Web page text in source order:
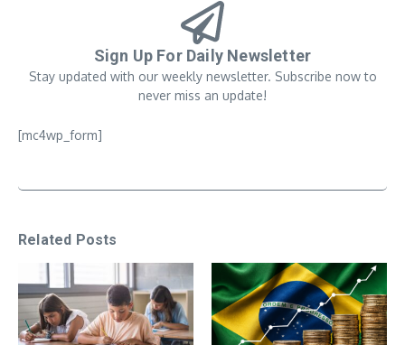
Sign Up For Daily Newsletter
Stay updated with our weekly newsletter. Subscribe now to
never miss an update!
[mc4wp_form]
Related Posts